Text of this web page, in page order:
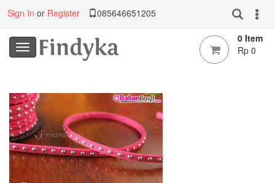
Sign In or Register 085646651205
0 Item
Rp 0